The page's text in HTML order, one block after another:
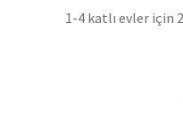
1-4 katlı evler için